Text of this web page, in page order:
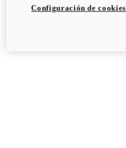
Configuración de cookies